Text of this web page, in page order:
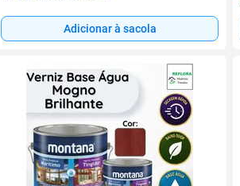
Adicionar à sacola